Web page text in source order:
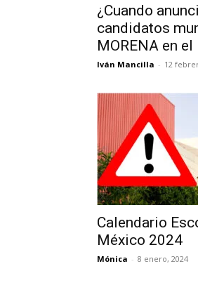
¿Cuando
candidatos
MORENA en el
Iván Mancilla - 12
Calendario
México 2024
Mónica - 8 enero, 2024